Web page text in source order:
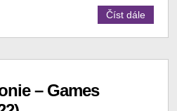
Číst dále
– Games